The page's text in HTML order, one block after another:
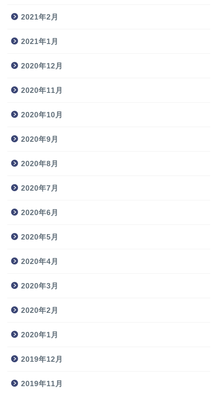
2021年2月
2021年1月
2020年12月
2020年11月
2020年10月
2020年9月
2020年8月
2020年7月
2020年6月
2020年5月
2020年4月
2020年3月
2020年2月
2020年1月
2019年12月
2019年11月